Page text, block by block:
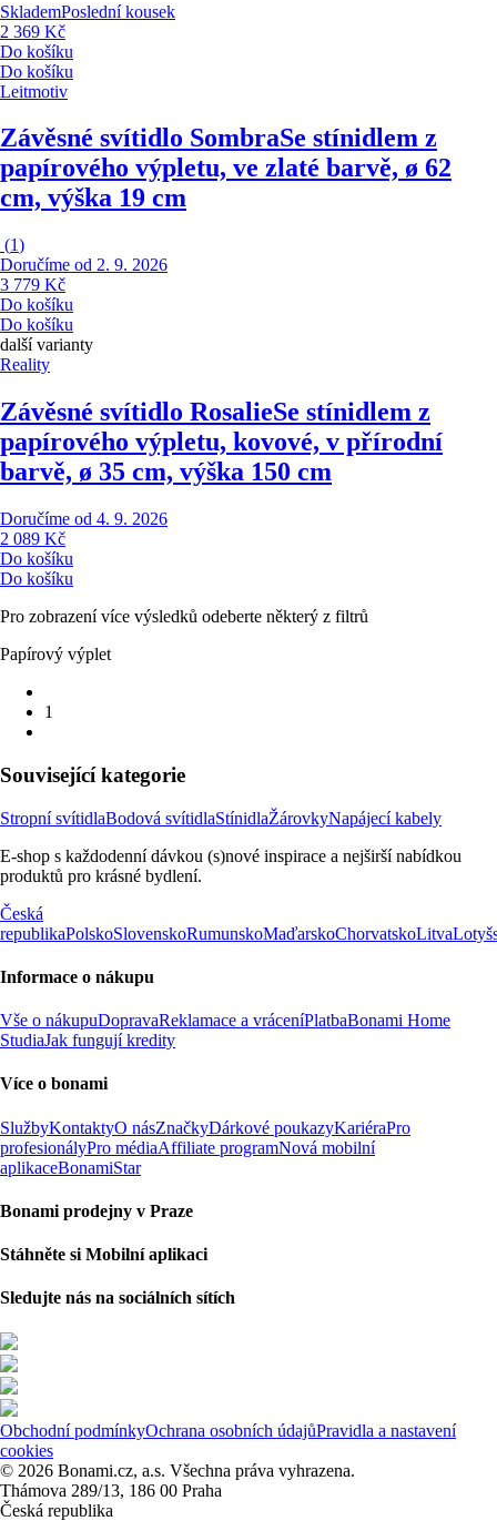
SklademPoslední kousek
2 369 Kč
Do košíku
Do košíku
Leitmotiv
Závěsné svítidlo SombraSe stínidlem z
papírového výpletu, ve zlaté barvě, ø 62
cm, výška 19 cm
(1)
Doručíme od 2. 9. 2026
3 779 Kč
Do košíku
Do košíku
další varianty
Reality
Závěsné svítidlo RosalieSe stínidlem z
papírového výpletu, kovové, v přírodní
barvě, ø 35 cm, výška 150 cm
Doručíme od 4. 9. 2026
2 089 Kč
Do košíku
Do košíku
Pro zobrazení více výsledků odeberte některý z filtrů
Papírový výplet
1
Související kategorie
Stropní svítidlaBodová svítidlaStínidlaŽárovkyNapájecí kabely
E-shop s každodenní dávkou (s)nové inspirace a nejširší nabídkou
produktů pro krásné bydlení.
Česká
republikaPolskoSlovenskoRumunskoMaďarskoChorvatskoLitva
Informace o nákupu
Vše o nákupuDopravaReklamace a vráceníPlatbaBonami Home
StudiaJak fungují kredity
Více o bonami
SlužbyKontaktyO násZnačkyDárkové poukazyKariéraPro
profesionályPro médiaAffiliate programNová mobilní
aplikaceBonamiStar
Bonami prodejny v Praze
Stáhněte si Mobilní aplikaci
Sledujte nás na sociálních sítích
Obchodní podmínkyOchrana osobních údajůPravidla a nastavení
cookies
© 2026 Bonami.cz, a.s. Všechna práva vyhrazena.
Thámova 289/13, 186 00 Praha
Česká republika